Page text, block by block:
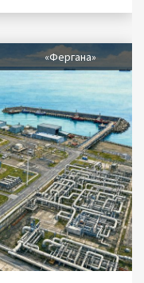
«Фергана»